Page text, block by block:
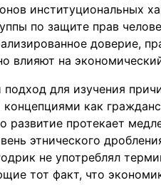
институциональных
по защите прав
доверие,
влияют на
для изучения
как
развитие протекает
этнического
не употреблял
тот факт, что